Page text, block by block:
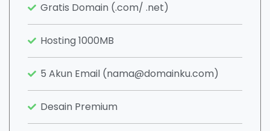
Gratis Domain (.com/ .net)
Hosting 1000MB
5 Akun Email (nama@domainku.com)
Desain Premium